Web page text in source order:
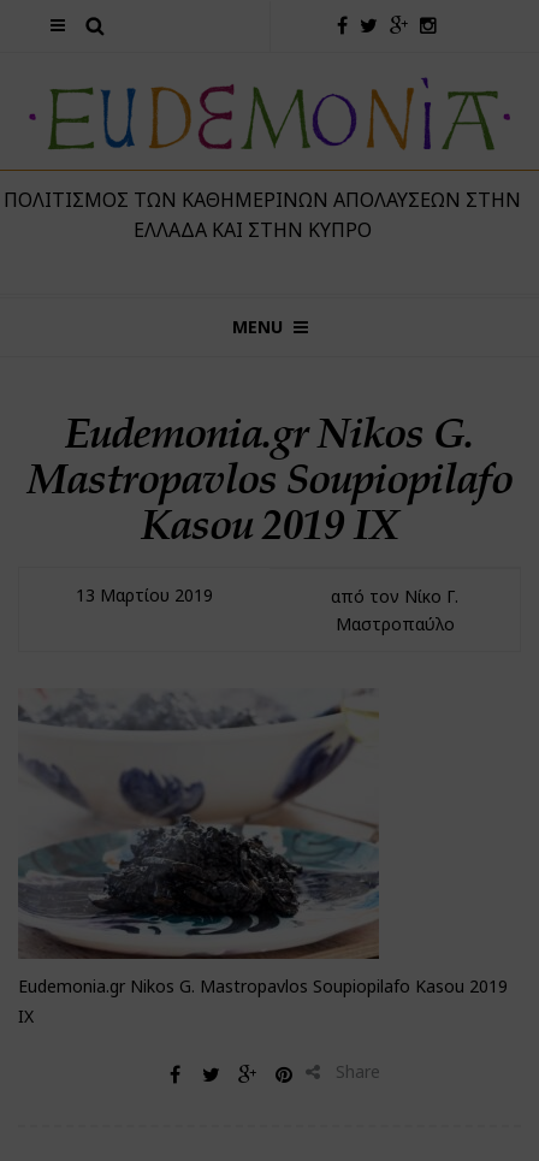
ΤΩΝ ΚΑΘΗΜΕΡΙΝΏΝ ΑΠΟΛΑΎΣΕΩΝ ΣΤΗΝ
ΕΛΛΆΔΑ ΚΑΙ ΣΤΗΝ ΚΎΠΡΟ
MENU
Eudemonia.gr Nikos G.
Mastropavlos Soupiopilafo
Kasou 2019 IX
13 Μαρτίου 2019
από τον Νίκο Γ.
Μαστροπαύλο
Eudemonia.gr Nikos G. Mastropavlos Soupiopilafo Kasou 2019
IX
Share